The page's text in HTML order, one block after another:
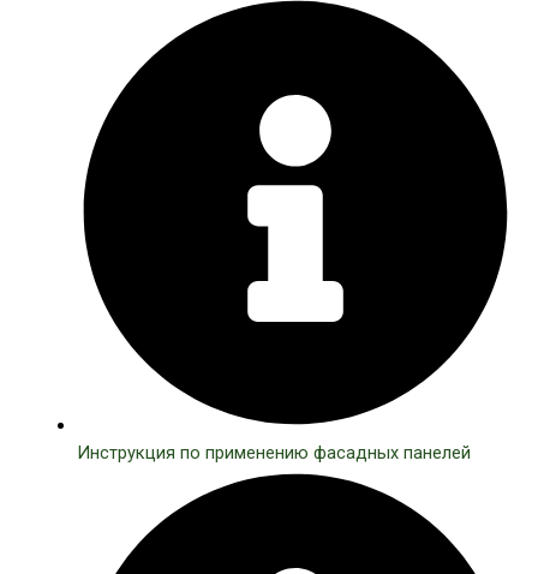
Инструкция по применению фасадных панелей